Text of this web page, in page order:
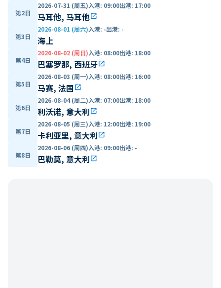
第2日
2026-07-31 (周五)入港: 09:00出港: 17:00
马耳他, 马耳他open_in_new
第3日
2026-08-01 (周六)入港: -出港: -
海上
第4日
2026-08-02 (周日)入港: 08:00出港: 18:00
巴塞罗那, 西班牙open_in_new
第5日
2026-08-03 (周一)入港: 08:00出港: 16:00
马赛, 法国open_in_new
第6日
2026-08-04 (周二)入港: 07:00出港: 18:00
利沃诺, 意大利open_in_new
第7日
2026-08-05 (周三)入港: 12:00出港: 19:00
卡利亚里, 意大利open_in_new
第8日
2026-08-06 (周四)入港: 09:00出港: -
巴勒莫, 意大利open_in_new